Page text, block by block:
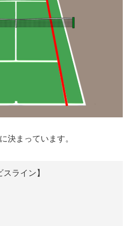
決まっています。
スライン】